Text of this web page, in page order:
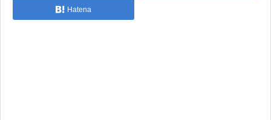
Hatena